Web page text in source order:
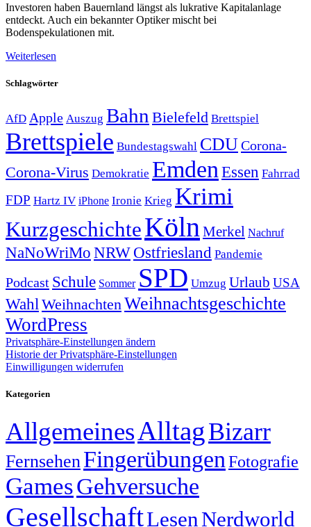
Investoren haben Bauernland längst als lukrative Kapitalanlage
entdeckt. Auch ein bekannter Optiker mischt bei
Bodenspekulationen mit.
Weiterlesen
Schlagwörter
AfD Apple Auszug Bahn Bielefeld Brettspiel
Brettspiele Bundestagswahl CDUCorona-
Corona-Virus Demokratie Emden Essen Fahrrad
FDP Hartz IV iPhone Ironie Krieg Krimi
KurzgeschichteKöln Merkel Nachruf
NaNoWriMo NRWOstfriesland Pandemie
Podcast Schule Sommer SPD Umzug Urlaub USA
Wahl Weihnachten Weihnachtsgeschichte
WordPress
Privatsphäre-Einstellungen ändern
Historie der Privatsphäre-Einstellungen
Einwilligungen widerrufen
Kategorien
AllgemeinesAlltagBizarr
FernsehenFingerübungen Fotografie
GamesGehversuche
GesellschaftLesenNerdworld